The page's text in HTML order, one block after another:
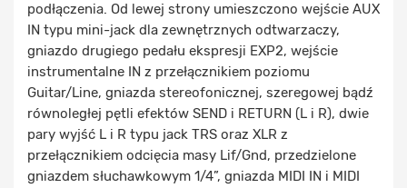
podłączenia. Od lewej strony umieszczono wejście AUX
IN typu mini-jack dla zewnętrznych odtwarzaczy,
gniazdo drugiego pedału ekspresji EXP2, wejście
instrumentalne IN z przełącznikiem poziomu
Guitar/Line, gniazda stereofonicznej, szeregowej bądź
równoległej pętli efektów SEND i RETURN (L i R), dwie
pary wyjść L i R typu jack TRS oraz XLR z
przełącznikiem odcięcia masy Lif/Gnd, przedzielone
gniazdem słuchawkowym 1/4”, gniazda MIDI IN i MIDI